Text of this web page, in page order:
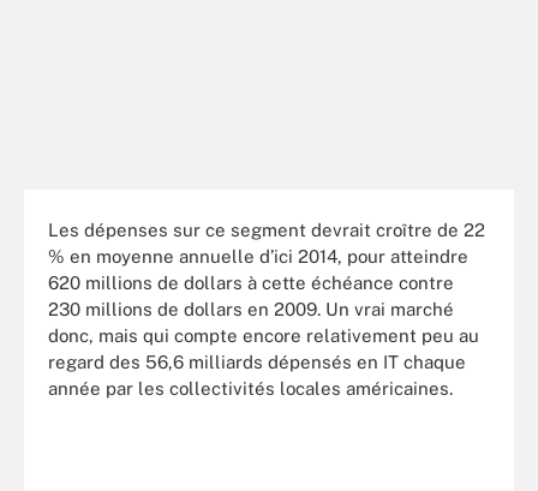
Les dépenses sur ce segment devrait croître de 22
% en moyenne annuelle d’ici 2014, pour atteindre
620 millions de dollars à cette échéance contre
230 millions de dollars en 2009. Un vrai marché
donc, mais qui compte encore relativement peu au
regard des 56,6 milliards dépensés en IT chaque
année par les collectivités locales américaines.